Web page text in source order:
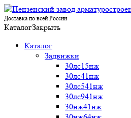
Доставка по всей России
КаталогЗакрыть
Каталог
Задвижки
30лс15нж
30лс41нж
30лс541нж
30лс941нж
30нж41нж